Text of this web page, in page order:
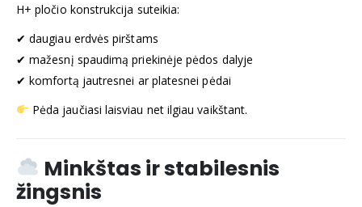
H+ pločio konstrukcija suteikia:
✔ daugiau erdvės pirštams
✔ mažesnį spaudimą priekinėje pėdos dalyje
✔ komfortą jautresnei ar platesnei pėdai
Pėda jaučiasi laisviau net ilgiau vaikštant.
Minkštas ir stabilesnis
žingsnis